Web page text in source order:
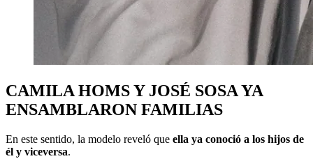
CAMILA HOMS Y JOSÉ SOSA YA
ENSAMBLARON FAMILIAS
En este sentido, la modelo reveló que ella ya conoció a los hijos de
él y viceversa.